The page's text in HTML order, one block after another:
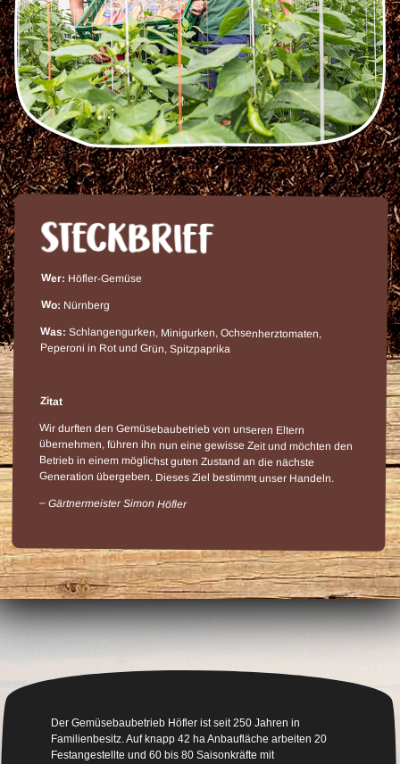
Wer: Höfler-Gemüse
Wo: Nürnberg
Was: Schlangengurken, Minigurken, Ochsenherztomaten,
Peperoni in Rot und Grün, Spitzpaprika
Zitat
Wir durften den Gemüsebaubetrieb von unseren Eltern
übernehmen, führen ihn nun eine gewisse Zeit und möchten den
Betrieb in einem möglichst guten Zustand an die nächste
Generation übergeben. Dieses Ziel bestimmt unser Handeln.
– Gärtnermeister Simon Höfler
Der Gemüsebaubetrieb Höfler ist seit 250 Jahren in
Familienbesitz. Auf knapp 42 ha Anbaufläche arbeiten 20
Festangestellte und 60 bis 80 Saisonkräfte mit